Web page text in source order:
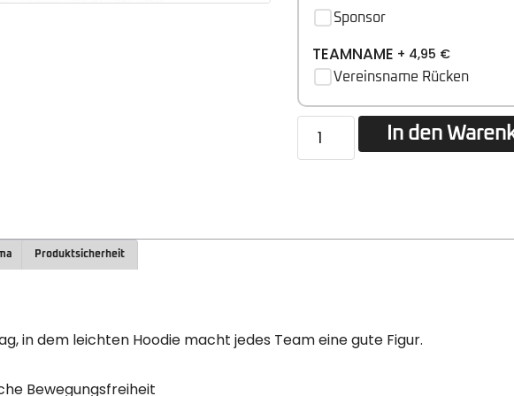
Sponsor
TEAMNAME + 4,95 €
Vereinsname Rücken
In den
Produktsicherheit
in dem leichten Hoodie macht jedes Team eine gute Figur.
Bewegungsfreiheit